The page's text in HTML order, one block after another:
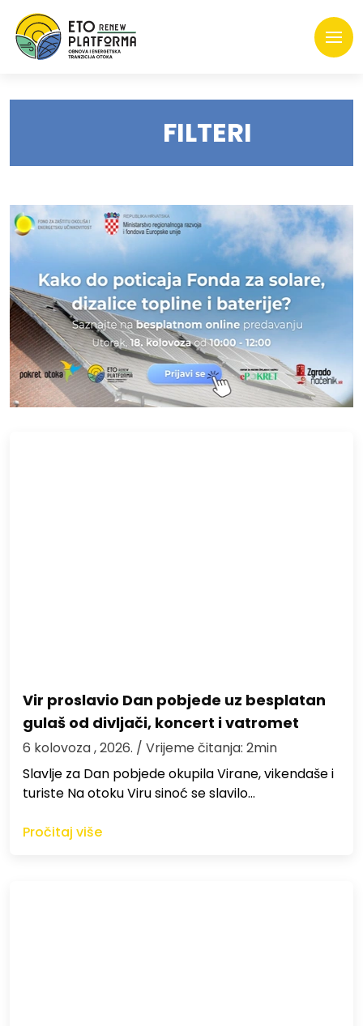
FILTERI
Vir proslavio Dan pobjede uz besplatan
gulaš od divljači, koncert i vatromet
6 kolovoza , 2026. / Vrijeme čitanja: 2min
Slavlje za Dan pobjede okupila Virane, vikendaše i
turiste Na otoku Viru sinoć se slavilo…
Pročitaj više